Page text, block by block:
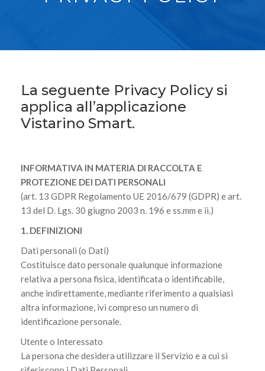
La seguente Privacy Policy si
applica all’applicazione
Vistarino Smart.
INFORMATIVA IN MATERIA DI RACCOLTA E
PROTEZIONE DEI DATI PERSONALI
(art. 13 GDPR Regolamento UE 2016/679 (GDPR) e art.
13 del D. Lgs. 30 giugno 2003 n. 196 e ss.mm e ii.)
1. DEFINIZIONI
Dati personali (o Dati)
Costituisce dato personale qualunque informazione
relativa a persona fisica, identificata o identificabile,
anche indirettamente, mediante riferimento a qualsiasi
altra informazione, ivi compreso un numero di
identificazione personale.
Utente o Interessato
La persona che desidera utilizzare il Servizio e a cui si